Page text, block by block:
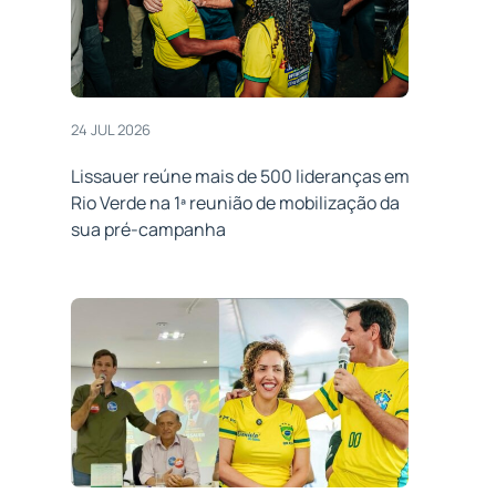
24 JUL 2026
Lissauer reúne mais de 500 lideranças em
Rio Verde na 1ª reunião de mobilização da
sua pré-campanha